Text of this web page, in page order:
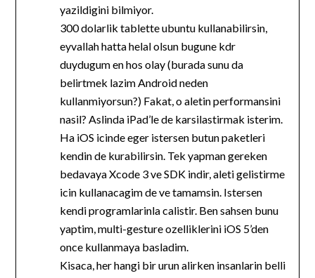
yazildigini bilmiyor.
300 dolarlik tablette ubuntu kullanabilirsin,
eyvallah hatta helal olsun bugune kdr
duydugum en hos olay (burada sunu da
belirtmek lazim Android neden
kullanmiyorsun?) Fakat, o aletin performansini
nasil? Aslinda iPad’le de karsilastirmak isterim.
Ha iOS icinde eger istersen butun paketleri
kendin de kurabilirsin. Tek yapman gereken
bedavaya Xcode 3 ve SDK indir, aleti gelistirme
icin kullanacagim de ve tamamsin. Istersen
kendi programlarinla calistir. Ben sahsen bunu
yaptim, multi-gesture ozelliklerini iOS 5’den
once kullanmaya basladim.
Kisaca, her hangi bir urun alirken insanlarin belli